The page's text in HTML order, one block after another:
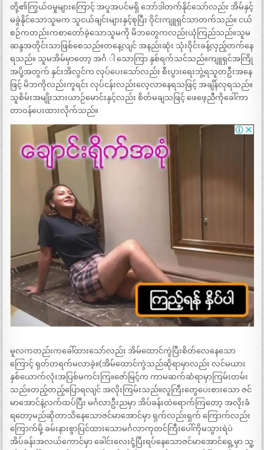
တို့၏ကြွယ်ဝမှုများကြောင့် အပူအပင်မရှိ ဘော်ဒါတက်နိုင်သော်လည်း အိမ်နှင့်
မခွဲနိုင်သောသူမက သူငယ်ချင်းများနှင့်စုပြီး ဝိုင်းကျူရှင်သာတက်သည်။ ငယ်
စဉ်ကတည်းကစာတော်ခဲ့သောသူမကို မိဘတွေကလည်းယုံကြည်သည်။သူမ
ဆန္ဒအတိုင်းသာဖြစ်စေသည်။တနေ့လျင် အနည်းဆုံး သုံးဝိုင်းခန့်လှည့်တက်နေ
ရသည်။ သူမအိမ်မှာတော့ အင်္ဂ ါ သောကြာ နှစ်ရက်သင်သည်။ကျူရှင်အကြို
အပို့အတွက် နှင်းအိလွင်က လုပ်ပေးသော်လည်း စီးပွားရေးဘွဲ့ရသူတဦးအနေ
ဖြင့် မိဘကိုလည်းကူရင်း လုပ်ငန်းလည်းလေ့လာနေရသဖြင့် အချိန်လုရသည်။
သူစိမ်းအမျိုးသားယာဉ်မောင်းနှင့်လည်း စိတ်မချသဖြင့် ဖေဖေ့ညီကိုခေါ်ကာ
တာဝန်ပေးထားလိုက်သည်။
မူလကတည်းကခေါ်ထားသော်လည်း အိမ်ထောင်ကွဲပြီးစိတ်လေနေသော
ကြောင့် ရုတ်တရက်မလာခဲ့။(အိမ်ထောင်ကွဲသည်ဆိုရာမှာလည်း လင်မယား
နှစ်ယောက်လုံးအပြစ်မကင်းကြ။ဇော်မြင့်က ကာမဆက်ဆံရာမှာကြမ်းတမ်း
သည်။တည့်တည့်ပြောရလျင် အလိုးကြမ်းသည်။လူကြီးတွေပေးစားသော ဇင်
မာအောင်နဲ့လက်ထပ်ပြီး မင်္ဂလာဦးညမှာ အိပ်ခန်းထဲရောက်ကြတော့ အလိုးခံ
ရတော့မည်ဆိုတာသိနေသောဇင်မာအောင်မှာ ရှက်လည်းရှက် ကြောက်လည်း
ကြောက်မို့ ခမ်းနားစွာပြင်ထားသောမင်္ဂလာကုတင်ကြီးပေါ်ကိုမသွားရဲပဲ
အိပ်ခန်းအလယ်ကောင်မှာ ခေါင်းလေးငုံ့ပြီးရပ်နေသောဇင်မာအောင်ရှေ့မှာ သူ့